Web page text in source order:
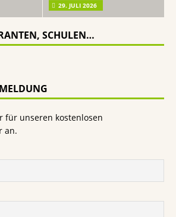
29. JULI 2026
SCHULEN…
für unseren kostenlosen
an.